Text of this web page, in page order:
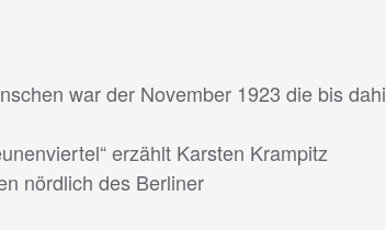
war der November 1923 die bis
erzählt Karsten Krampitz
nördlich des Berliner